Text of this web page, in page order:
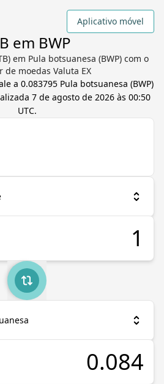
Aplicativo móvel
em BWP
em Pula botsuanesa (BWP) com o
de moedas Valuta EX
a 0.083795 Pula botsuanesa (BWP)
7 de agosto de 2026 às 00:50
UTC.